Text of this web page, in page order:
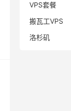
VPS套餐
搬瓦工VPS
洛杉矶